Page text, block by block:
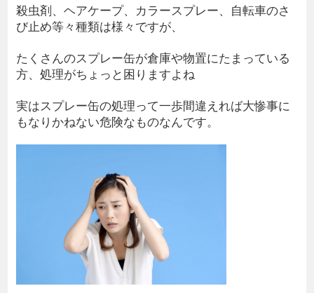
殺虫剤、ヘアケープ、カラースプレー、自転車のさ
び止め等々種類は様々ですが、
たくさんのスプレー缶が倉庫や物置にたまっている
方、処理がちょっと困りますよね
実はスプレー缶の処理って一歩間違えれば大惨事に
もなりかねない危険なものなんです。